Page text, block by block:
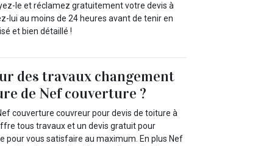
le et réclamez gratuitement votre devis à
lui au moins de 24 heures avant de tenir en
et bien détaillé !
des travaux changement
de Nef couverture ?
couverture couvreur pour devis de toiture à
tous travaux et un devis gratuit pour
pour vous satisfaire au maximum. En plus Nef